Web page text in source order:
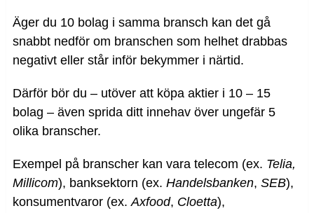
Äger du 10 bolag i samma bransch kan det gå
snabbt nedför om branschen som helhet drabbas
negativt eller står inför bekymmer i närtid.
Därför bör du – utöver att köpa aktier i 10 – 15
bolag – även sprida ditt innehav över ungefär 5
olika branscher.
Exempel på branscher kan vara telecom (ex. Telia,
Millicom), banksektorn (ex. Handelsbanken, SEB),
konsumentvaror (ex.Axfood, Cloetta),